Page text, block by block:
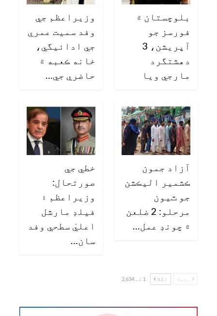
بلوچستان ۾
فورسز جو
آپريشن، 3
دهشتگرد
مارجي ويا
وزيراعظم جي
وفد سميت عمري
جي ادائيگي،
خانه ڪعبه ۾
حاضري جي…
آزاد جمون
ڪشمير اليڪشن
جو ٽيون
مرحلو: 2 ضلعن
۾ چونڊ عمل…
خطي جي
صورتحال:
وزيراعظم ۽
فيلڊ مارشل
اعليٰ سطحي وفد
سان…
پچھلا اگلا 1 کے 2,634